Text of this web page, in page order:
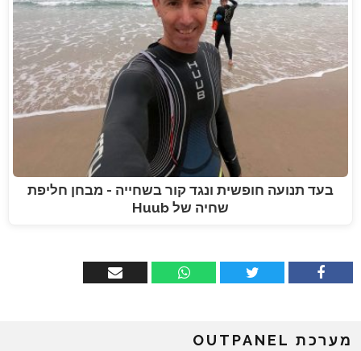
בעד תנועה חופשית ונגד קור בשחייה - מבחן חליפת
שחיה של Huub
מערכת OUTPANEL